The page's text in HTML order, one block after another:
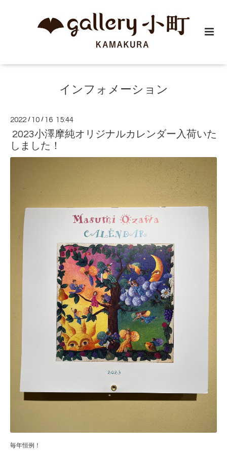
インフォメーション
2022 / 10 / 16 15:44
2023小澤摩純オリジナルカレンダー入荷いた
しました！
毎年恒例！